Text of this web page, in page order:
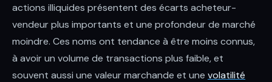
actions illiquides présentent des écarts acheteur-
vendeur plus importants et une profondeur de marché
moindre. Ces noms ont tendance à être moins connus,
à avoir un volume de transactions plus faible, et
souvent aussi une valeur marchande et une volatilité